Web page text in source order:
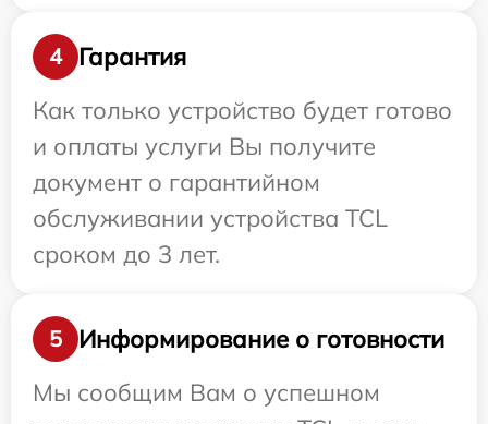
4
Гарантия
Как только устройство будет готово
и оплаты услуги Вы получите
документ о гарантийном
обслуживании устройства TCL
сроком до 3 лет.
5
Информирование о готовности
Мы сообщим Вам о успешном